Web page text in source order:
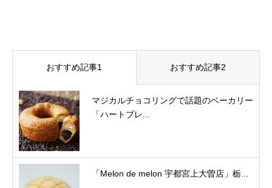
おすすめ記事1 おすすめ記事2
マジカルチョコリングで話題のベーカリー
「ハートブレ...
「Melon de melon 宇都宮上大曽店」栃...